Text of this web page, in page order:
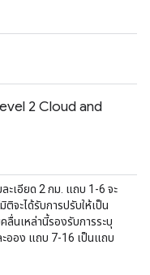
2 Cloud and
เอียด 2 กม. แถบ 1-6 จะ
จะได้รับการปรับให้เป็น
นเหล่านี้รองรับการระบุ
ออง แถบ 7-16 เป็นแถบ